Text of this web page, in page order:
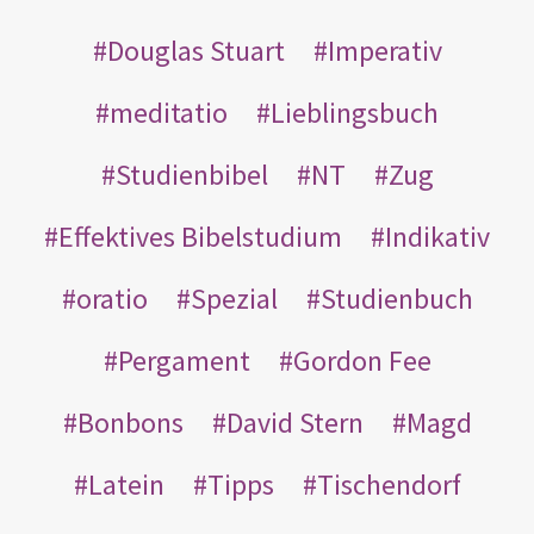
Douglas Stuart
Imperativ
meditatio
Lieblingsbuch
Studienbibel
NT
Zug
Effektives Bibelstudium
Indikativ
oratio
Spezial
Studienbuch
Pergament
Gordon Fee
Bonbons
David Stern
Magd
Latein
Tipps
Tischendorf